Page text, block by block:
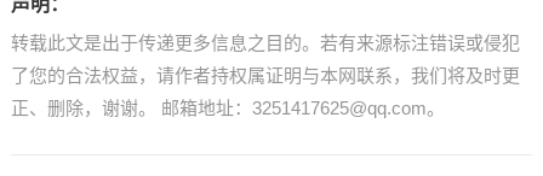
声明：
转载此文是出于传递更多信息之目的。若有来源标注错误或侵犯
了您的合法权益，请作者持权属证明与本网联系，我们将及时更
正、删除，谢谢。 邮箱地址：3251417625@qq.com。